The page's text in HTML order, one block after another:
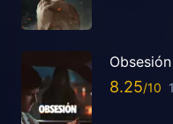
Obsesión
8.25